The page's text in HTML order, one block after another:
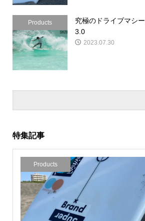
Products
究極のドライブマシ
3.0
2023.07.30
特集記事
Products